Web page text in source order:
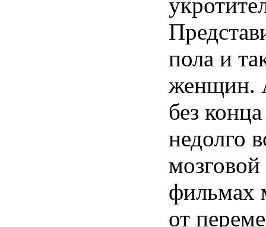
пола и
женщин.
без
недолго
фильмах
от